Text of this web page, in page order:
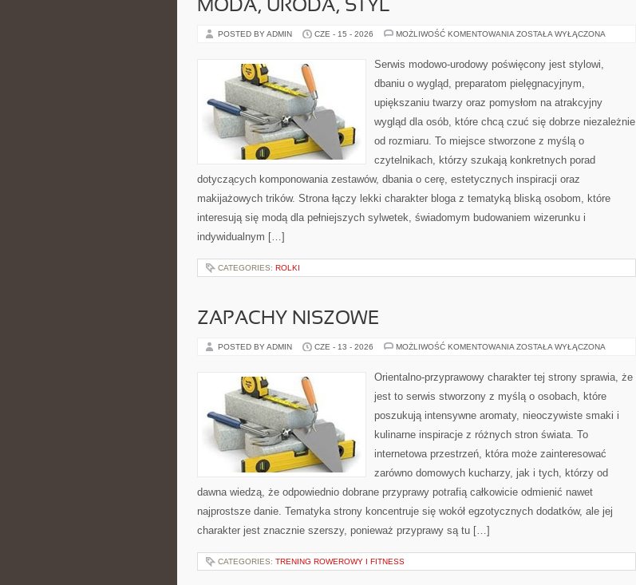
MODA, URODA, STYL
POSTED BY ADMIN CZE - 15 - 2026 MOŻLIWOŚĆ KOMENTOWANIA MODA,
ZOSTAŁA WYŁĄCZONA
Serwis modowo-urodowy poświęcony jest stylowi,
dbaniu o wygląd, preparatom pielęgnacyjnym,
upiększaniu twarzy oraz pomysłom na atrakcyjny
wygląd dla osób, które chcą czuć się dobrze niezależnie
od rozmiaru. To miejsce stworzone z myślą o
czytelnikach, którzy szukają konkretnych porad
dotyczących komponowania zestawów, dbania o cerę, estetycznych inspiracji oraz
makijażowych trików. Strona łączy lekki charakter bloga z tematyką bliską osobom, które
interesują się modą dla pełniejszych sylwetek, świadomym budowaniem wizerunku i
indywidualnym […]
CATEGORIES: ROLKI
ZAPACHY NISZOWE
POSTED BY ADMIN CZE - 13 - 2026 MOŻLIWOŚĆ KOMENTOWANIA ZAPACHY
ZOSTAŁA WYŁĄCZONA
Orientalno-przyprawowy charakter tej strony sprawia, że
jest to serwis stworzony z myślą o osobach, które
poszukują intensywne aromaty, nieoczywiste smaki i
kulinarne inspiracje z różnych stron świata. To
internetowa przestrzeń, która może zainteresować
zarówno domowych kucharzy, jak i tych, którzy od
dawna wiedzą, że odpowiednio dobrane przyprawy potrafią całkowicie odmienić nawet
najprostsze danie. Tematyka strony koncentruje się wokół egzotycznych dodatków, ale jej
charakter jest znacznie szerszy, ponieważ przyprawy są tu […]
CATEGORIES: TRENING ROWEROWY I FITNESS